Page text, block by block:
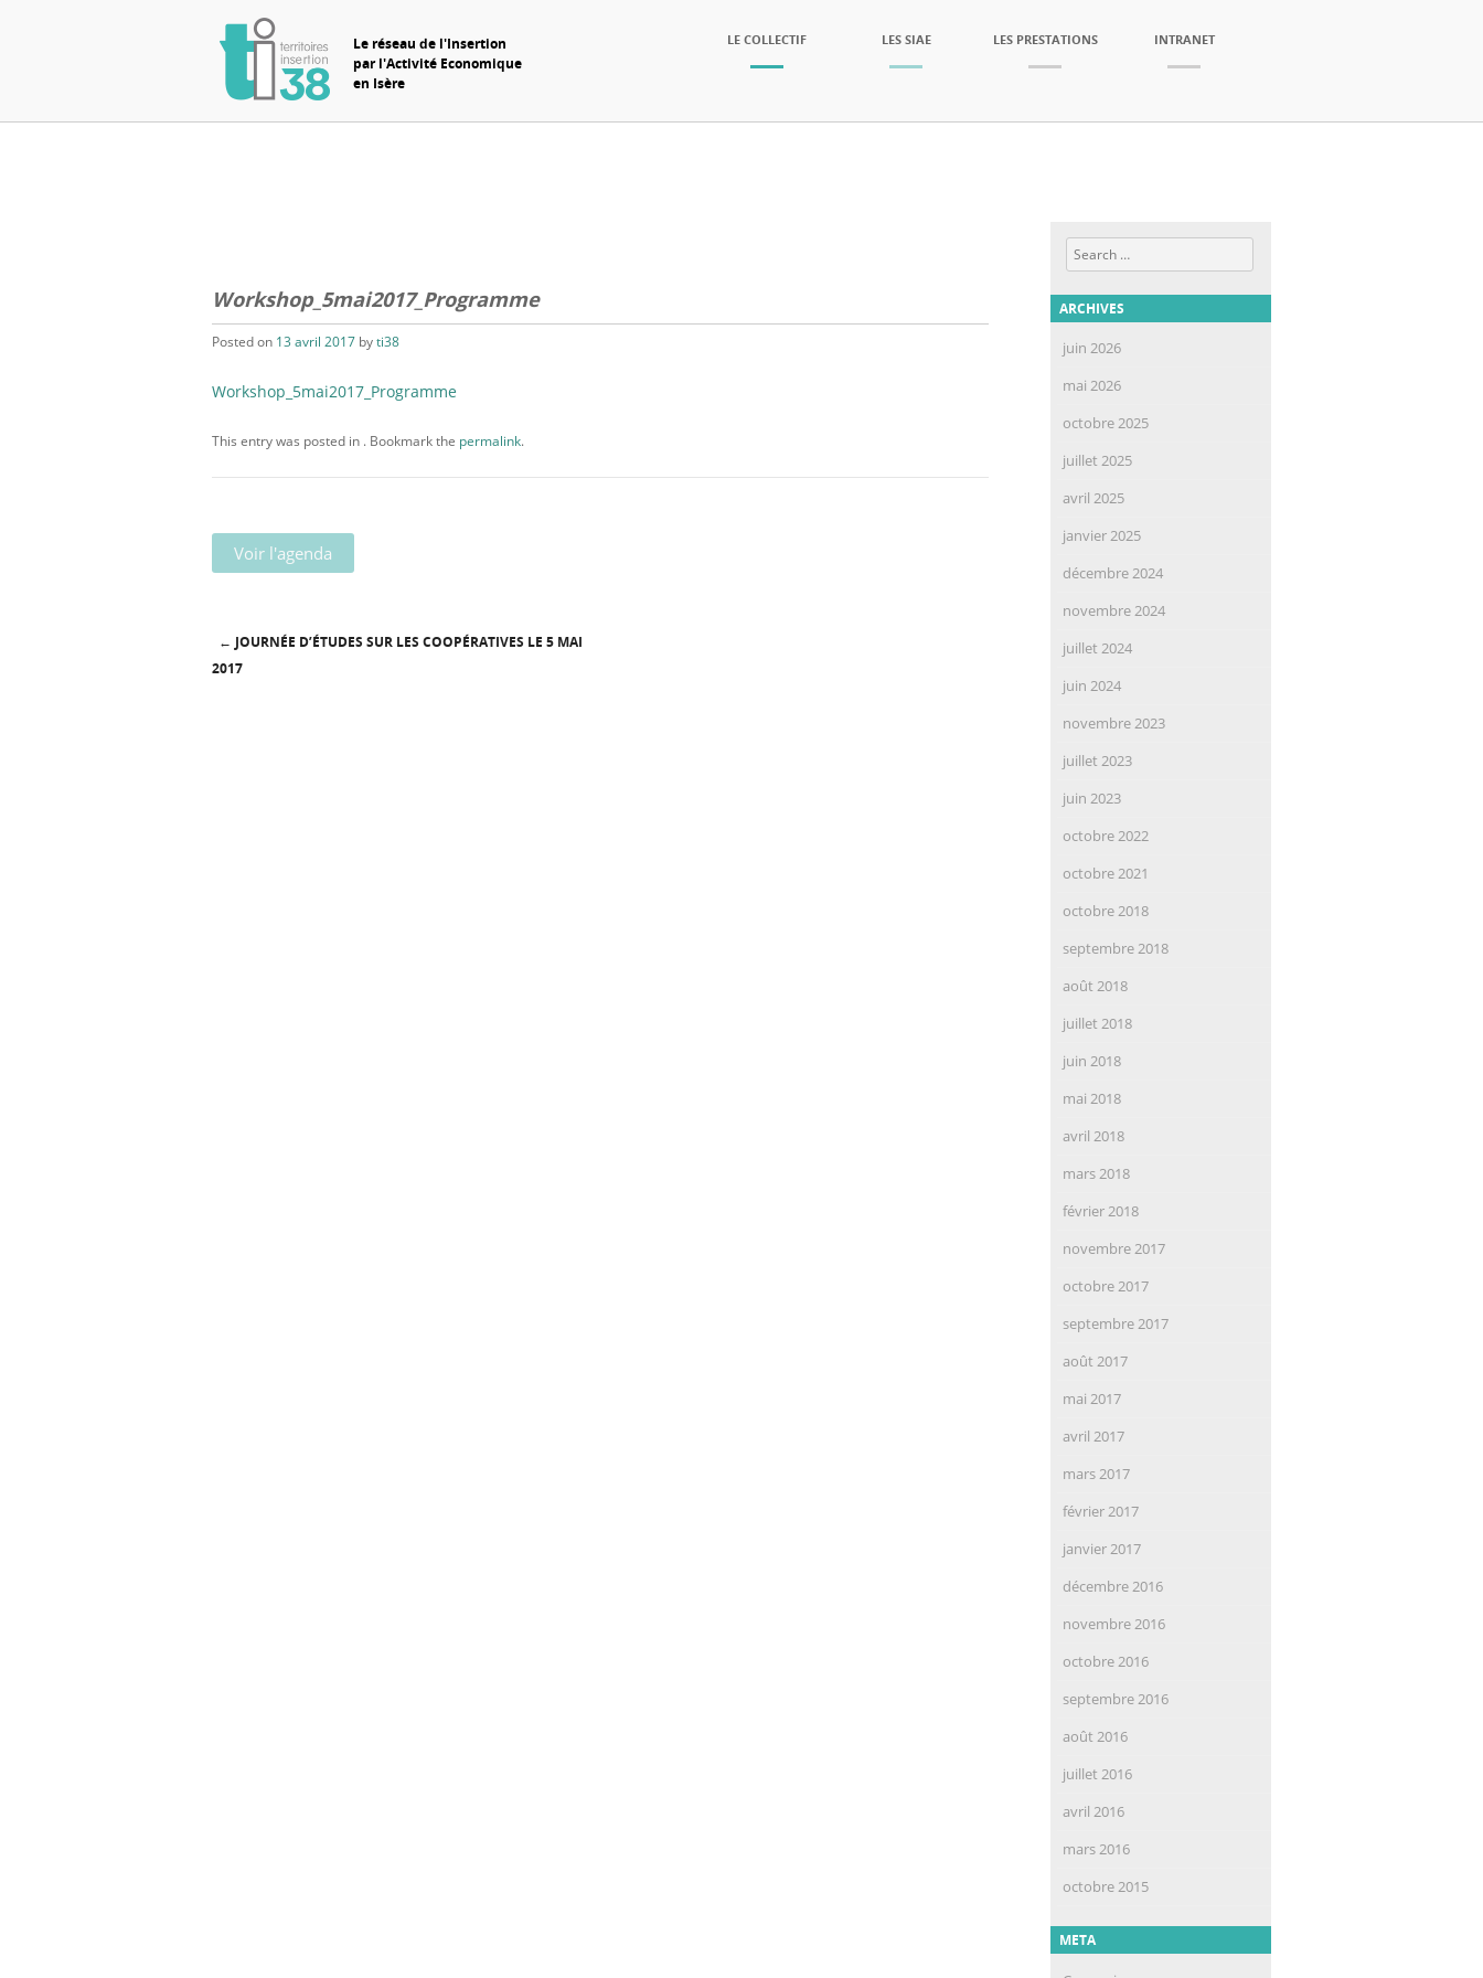
Le réseau de l'Insertion
par l'Activité Economique
en Isère
LE COLLECTIF LES SIAE LES PRESTATIONS INTRANET
Workshop_5mai2017_Programme
Posted on 13 avril 2017 byti38
Workshop_5mai2017_Programme
This entry was posted in . Bookmark the permalink.
Voir l'agenda
Post navigation
← JOURNÉE D’ÉTUDES SUR LES COOPÉRATIVES LE 5 MAI
2017
Search
ARCHIVES
juin 2026
mai 2026
octobre 2025
juillet 2025
avril 2025
janvier 2025
décembre 2024
novembre 2024
juillet 2024
juin 2024
novembre 2023
juillet 2023
juin 2023
octobre 2022
octobre 2021
octobre 2018
septembre 2018
août 2018
juillet 2018
juin 2018
mai 2018
avril 2018
mars 2018
février 2018
novembre 2017
octobre 2017
septembre 2017
août 2017
mai 2017
avril 2017
mars 2017
février 2017
janvier 2017
décembre 2016
novembre 2016
octobre 2016
septembre 2016
août 2016
juillet 2016
avril 2016
mars 2016
octobre 2015
META